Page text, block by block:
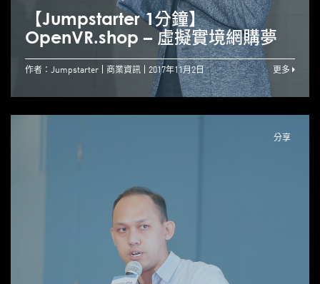
【Jumpstarter 1分鐘】
OpenVR.shop – 虛擬實境網購夢
作者：Jumpstarter 商業資訊 2017年11月2日 更多
分享